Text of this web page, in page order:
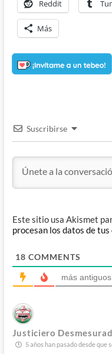
Reddit
Más
Suscribirse
Este sitio usa Akismet
procesan los datos de tus
18 COMMENTS
más antiguos
Justiciero
5 años han pasado desde que